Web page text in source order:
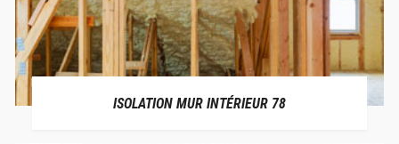
ISOLATION MUR INTÉRIEUR 78